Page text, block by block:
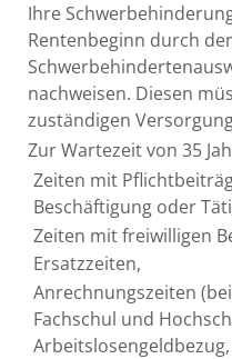
Ihre
Rentenbeginn durch
nachweisen. Diesen
zuständigen
Zur Wartezeit von 35
Zeiten mit
Beschäftigung oder
Zeiten mit freiwilligen
Ersatzzeiten,
Anrechnungszeiten
Fachschul und